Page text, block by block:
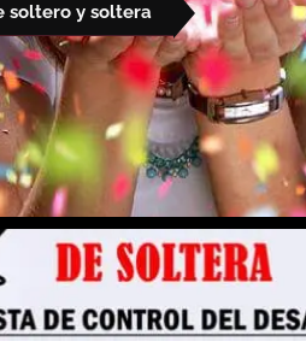
soltero y soltera